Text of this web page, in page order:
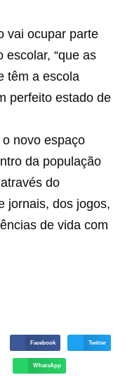
vai ocupar parte
escolar, “que as
têm a escola
perfeito estado de
novo espaço
da população
do
jornais, dos jogos,
de vida com
Facebook Twitter
WhatsApp